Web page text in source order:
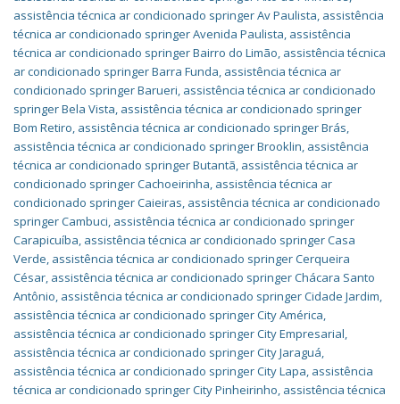
assistência técnica ar condicionado springer Av Paulista, assistência
técnica ar condicionado springer Avenida Paulista, assistência
técnica ar condicionado springer Bairro do Limão, assistência técnica
ar condicionado springer Barra Funda, assistência técnica ar
condicionado springer Barueri, assistência técnica ar condicionado
springer Bela Vista, assistência técnica ar condicionado springer
Bom Retiro, assistência técnica ar condicionado springer Brás,
assistência técnica ar condicionado springer Brooklin, assistência
técnica ar condicionado springer Butantã, assistência técnica ar
condicionado springer Cachoeirinha, assistência técnica ar
condicionado springer Caieiras, assistência técnica ar condicionado
springer Cambuci, assistência técnica ar condicionado springer
Carapicuíba, assistência técnica ar condicionado springer Casa
Verde, assistência técnica ar condicionado springer Cerqueira
César, assistência técnica ar condicionado springer Chácara Santo
Antônio, assistência técnica ar condicionado springer Cidade Jardim,
assistência técnica ar condicionado springer City América,
assistência técnica ar condicionado springer City Empresarial,
assistência técnica ar condicionado springer City Jaraguá,
assistência técnica ar condicionado springer City Lapa, assistência
técnica ar condicionado springer City Pinheirinho, assistência técnica